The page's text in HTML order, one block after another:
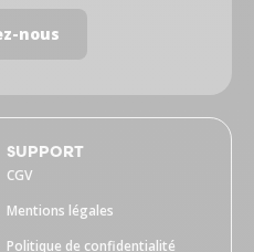
nous
SUPPORT
CGV
Mentions légales
Politique de confidentialité